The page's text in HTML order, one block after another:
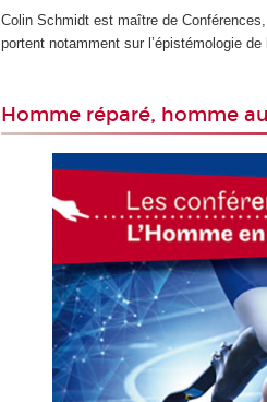
Colin Schmidt est maître de
portent notamment sur l’épistémologie
Homme réparé, homme